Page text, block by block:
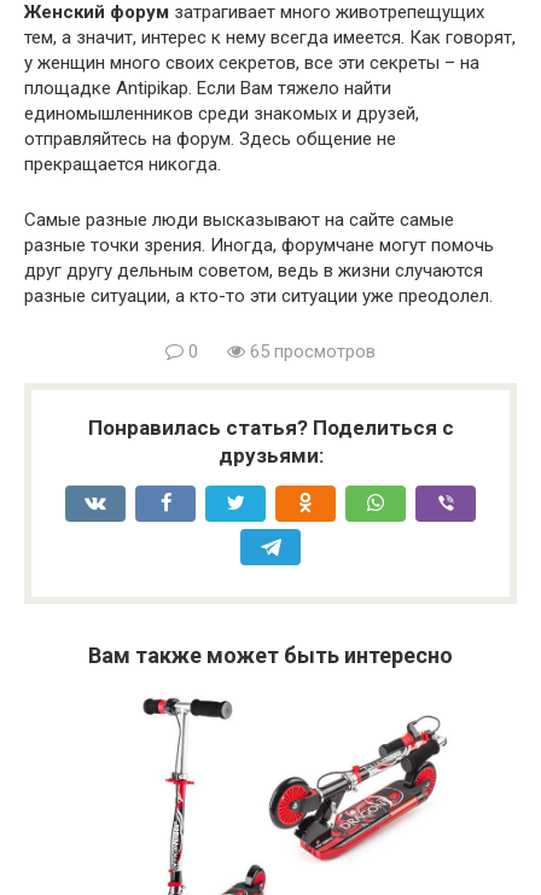
Женский форум затрагивает много животрепещущих
тем, а значит, интерес к нему всегда имеется. Как говорят,
у женщин много своих секретов, все эти секреты – на
площадке Antipikap. Если Вам тяжело найти
единомышленников среди знакомых и друзей,
отправляйтесь на форум. Здесь общение не
прекращается никогда.
Самые разные люди высказывают на сайте самые
разные точки зрения. Иногда, форумчане могут помочь
друг другу дельным советом, ведь в жизни случаются
разные ситуации, а кто-то эти ситуации уже преодолел.
0 65 просмотров
Понравилась статья? Поделиться с
друзьями:
Вам также может быть интересно